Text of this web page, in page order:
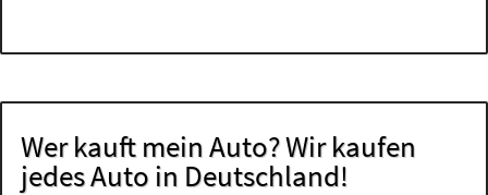
Wer kauft mein Auto? Wir kaufen
jedes Auto in Deutschland!